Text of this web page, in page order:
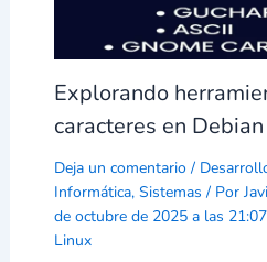
Explorando
caracteres en
Deja un comentario /
Informática, Sistemas / Por
de octubre de 2025 a las 21:07
Linux